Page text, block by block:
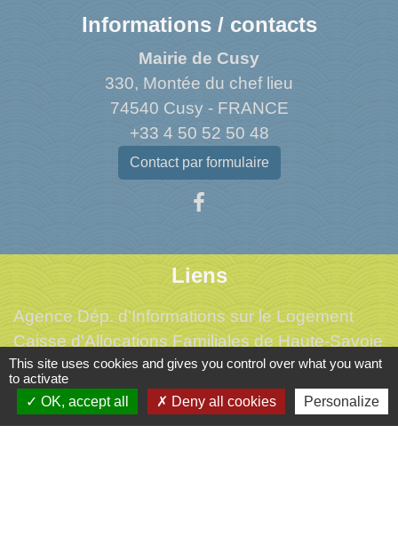
Informations / contacts
Mairie de Cusy
330, Montée du chef lieu
74540 Cusy - FRANCE
+33 4 50 52 50 48
Contact par formulaire
Liens
Agence Dép. d'Informations sur le Logement
Caisse d'Allocations Familiales de Haute-Savoie
Caisse Primaire d'Assurance Maladie
Conseil Départemental de Haute-Savoie
L'office du tourisme de l'Albanais
This site uses cookies and gives you control over what you want
to activate
OK, accept all
Deny all cookies Personalize